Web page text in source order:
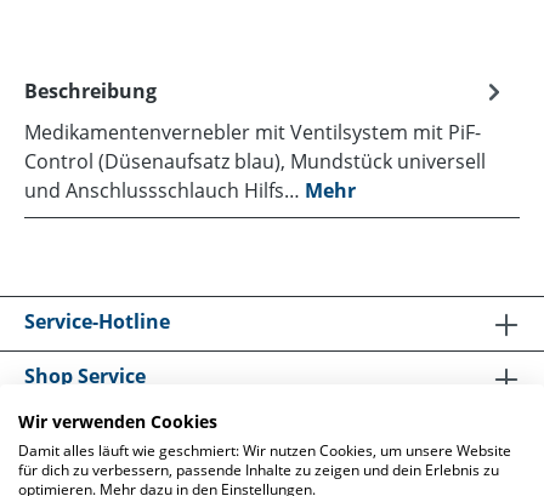
Beschreibung
Medikamentenvernebler mit Ventilsystem mit PiF-
Control (Düsenaufsatz blau), Mundstück universell
und Anschlussschlauch Hilfs… Mehr
Service-Hotline
Shop Service
Informationen
Wir verwenden Cookies
Damit alles läuft wie geschmiert: Wir nutzen Cookies, um unsere Website
für dich zu verbessern, passende Inhalte zu zeigen und dein Erlebnis zu
optimieren. Mehr dazu in den Einstellungen.